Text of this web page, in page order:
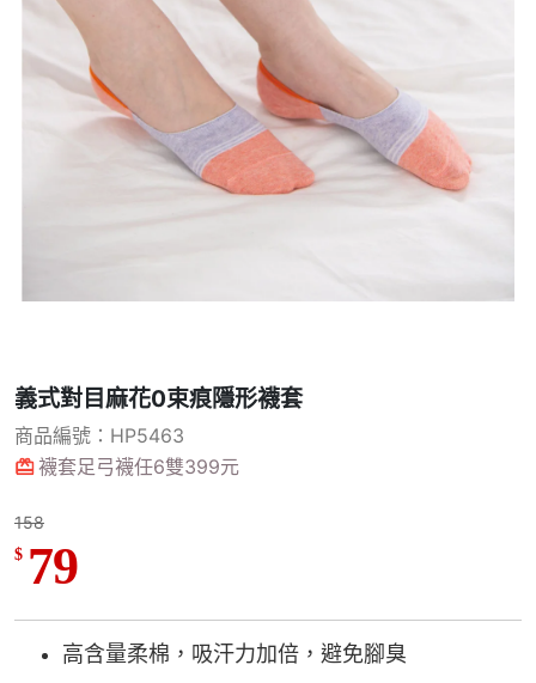
義式對目麻花0束痕隱形襪套
商品編號：HP5463
襪套足弓襪任6雙399元
158
$ 79
高含量柔棉，吸汗力加倍，避免腳臭